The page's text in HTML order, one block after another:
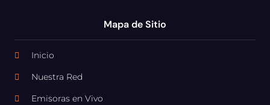
Mapa de Sitio
Inicio
Nuestra Red
Emisoras en Vivo